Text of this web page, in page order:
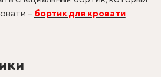
– бортик для кровати